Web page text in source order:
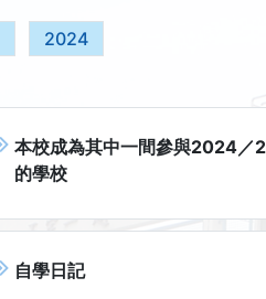
2024
本校成為其中一間參與2024／
的學校
自學日記